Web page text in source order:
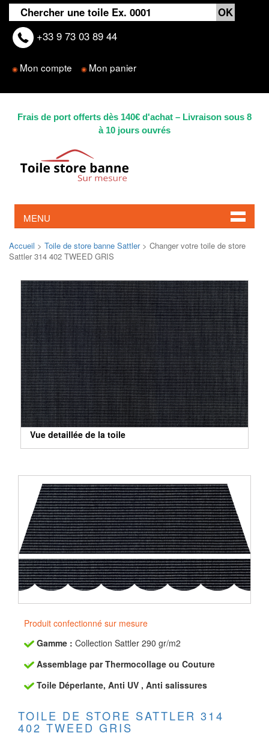
+33 9 73 03 89 44
◉ Mon compte ◉ Mon panier
Frais de port offerts dès 140€ d'achat – Livraison sous 8
à 10 jours ouvrés
MENU
Accueil > Toile de store banne Sattler> Changer votre toile de store
Sattler 314 402 TWEED GRIS
Vue detaillée de la toile
Produit confectionné sur mesure
Gamme : Collection Sattler 290 gr/m2
Assemblage par Thermocollage ou Couture
Toile Déperlante, Anti UV , Anti salissures
TOILE DE STORE SATTLER 314
402 TWEED GRIS